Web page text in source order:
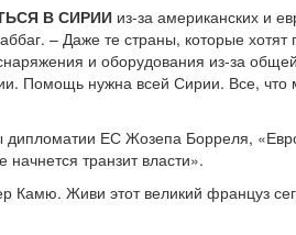
В СИРИИ из-за американских и
– Даже те страны, которые
и оборудования из-за
Помощь нужна всей Сирии. Все, что
дипломатии ЕС Жозепа Борреля,
транзит власти».
Камю. Живи этот великий француз